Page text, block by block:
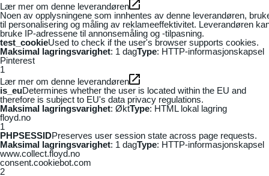
Lær mer om denne leverandøren
Noen av opplysningene som innhentes av denne leverandøren,
til personalisering og måling av reklameeffektivitet. Leverandøren
bruke IP-adressene til annonsemåling og -tilpasning.
test_cookieUsed to check if the user's browser supports cookies.
Maksimal lagringsvarighet: 1 dagType: HTTP-informasjonskapsel
Pinterest
1
Lær mer om denne leverandøren
is_euDetermines whether the user is located within the EU and
therefore is subject to EU's data privacy regulations.
Maksimal lagringsvarighet: ØktType: HTML lokal lagring
floyd.no
1
PHPSESSIDPreserves user session state across page requests.
Maksimal lagringsvarighet: 1 dagType: HTTP-informasjonskapsel
www.collect.floyd.no
consent.cookiebot.com
2